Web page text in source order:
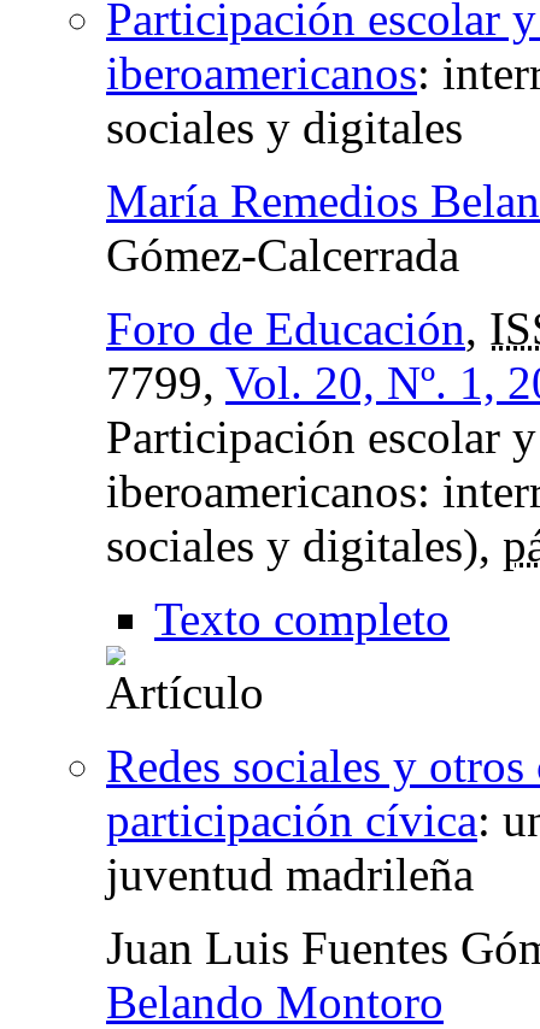
Participación escolar
iberoamericanos:
sociales y digitales
María Remedios
Gómez-Calcerrada
Foro de Educación,
7799, Vol. 20, Nº. 1,
Participación escolar
iberoamericanos:
sociales y digitales),
Texto completo
Redes sociales y
participación cívica:
juventud madrileña
Juan Luis Fuentes
Belando Montoro